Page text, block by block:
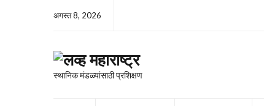
अगस्त 8, 2026
स्थानिक मंडळ्यांसाठी प्रशिक्षण